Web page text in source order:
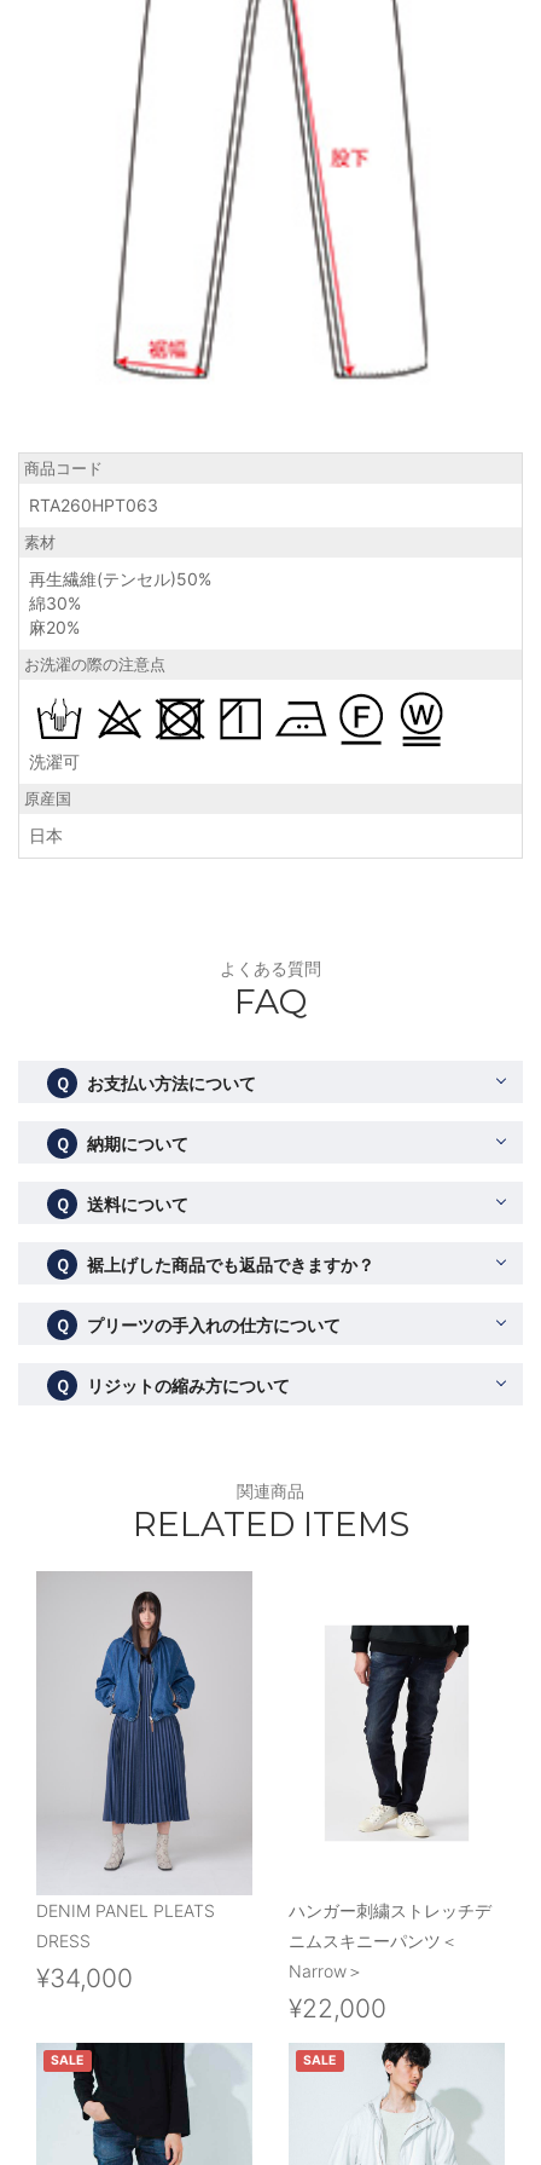
商品コード
RTA260HPT063
素材
再生繊維(テンセル)50%
綿30%
麻20%
お洗濯の際の注意点
洗濯可
原産国
日本
よくある質問
FAQ
Ｑ お支払い方法について
Ｑ 納期について
Ｑ 送料について
Ｑ 裾上げした商品でも返品できますか？
Ｑ プリーツの手入れの仕方について
Ｑ リジットの縮み方について
関連商品
RELATED ITEMS
DENIM PANEL PLEATS
DRESS
¥34,000
ハンガー刺繍ストレッチデ
ニムスキニーパンツ＜
Narrow＞
¥22,000
SALE SALE